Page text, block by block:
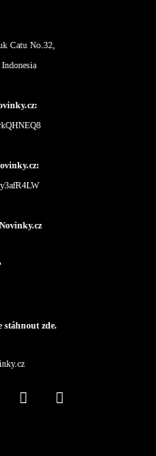
Catu No.32,
stáhnout zde.